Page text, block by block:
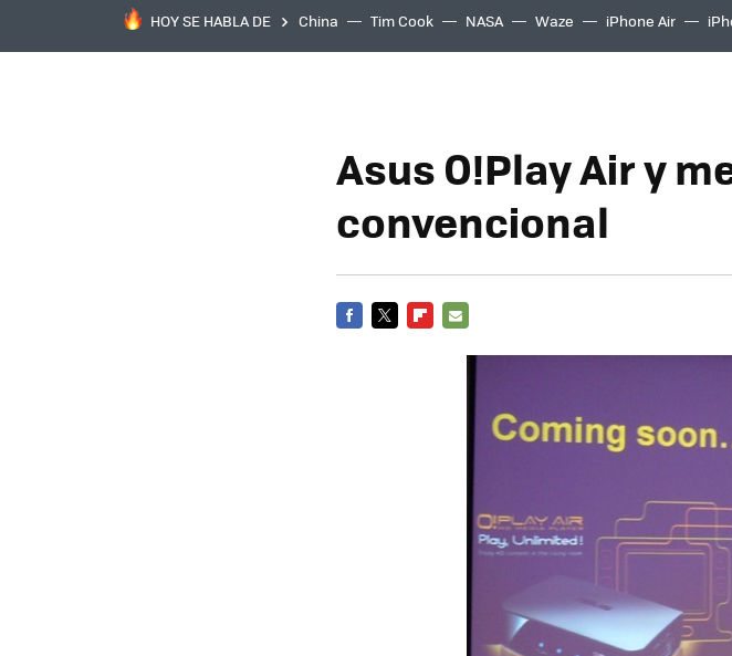
HOY SE HABLA DE China Tim Cook NASA Waze iPhone Air
Asus O!Play Air y
convencional